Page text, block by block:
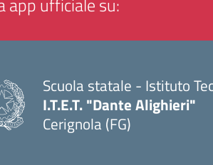
Scuola statale - Istituto
I.T.E.T. "Dante Alighieri"
Cerignola (FG)